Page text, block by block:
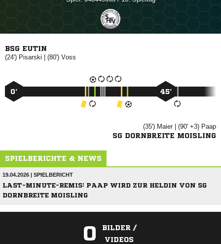
BSG EUTIN
(24')  | (80') 
0’ 45’
(35') | (90' +3) 
SG DORNBREITE MOISLING
SPIELBERICHTE & NEWS
19.04.2026 | SPIELBERICHT
LAST-MINUTE-REMIS: PAAP WIRD ZUR HELDIN VON SG
DORNBREITE MOISLING
0
BILDER /
VIDEOS